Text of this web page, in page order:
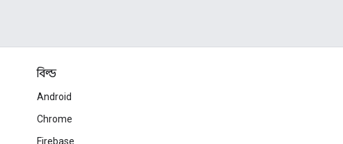
বিল্ড
Android
Chrome
Firebase